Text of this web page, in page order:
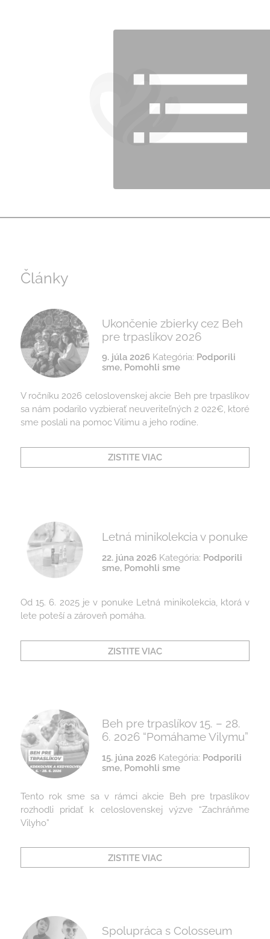
Články
Ukončenie zbierky cez Beh
pre trpaslíkov 2026
9. júla 2026Kategória: Podporili
sme, Pomohli sme
V ročníku 2026 celoslovenskej akcie Beh pre trpaslíkov
sa nám podarilo vyzbierať neuveriteľných 2 022€, ktoré
sme poslali na pomoc Vilimu a jeho rodine.
ZISTITE VIAC
Letná minikolekcia v ponuke
22. júna 2026Kategória: Podporili
sme, Pomohli sme
Od 15. 6. 2025 je v ponuke Letná minikolekcia, ktorá v
lete poteší a zároveň pomáha.
ZISTITE VIAC
Beh pre trpaslíkov 15. – 28.
6. 2026 “Pomáhame Vilymu”
15. júna 2026Kategória: Podporili
sme, Pomohli sme
Tento rok sme sa v rámci akcie Beh pre trpaslíkov
rozhodli pridať k celoslovenskej výzve “Zachráňme
Vilyho”
ZISTITE VIAC
Spolupráca s Colosseum